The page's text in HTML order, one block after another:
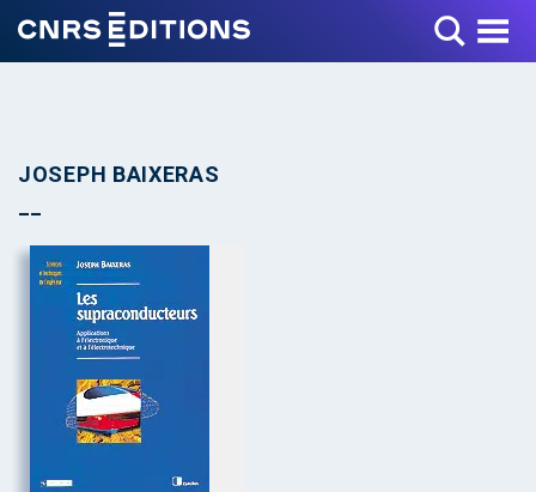
Toggle Menu
JOSEPH BAIXERAS